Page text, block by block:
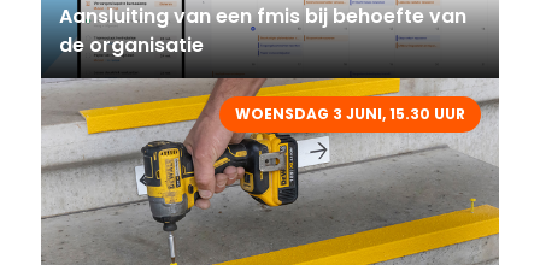
Aansluiting van een fmis bij behoefte van
de organisatie
WOENSDAG 3 JUNI, 15.30 UUR